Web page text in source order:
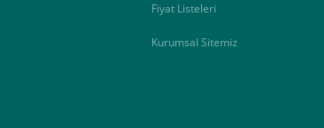
Fiyat Listeleri
Kurumsal Sitemiz